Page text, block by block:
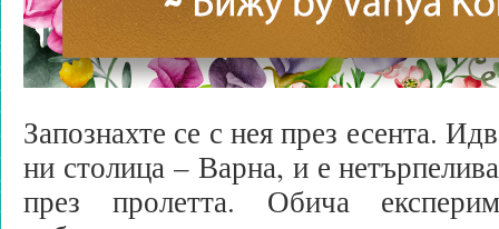
Запознахте се с нея през есента.
ни столица – Варна, и е
през пролетта. Обича